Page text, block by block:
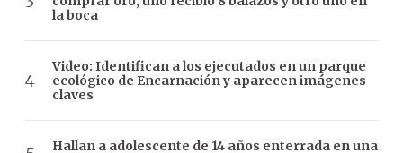
la boca
Video: Identifican a los ejecutados en un parque
ecológico de Encarnación y aparecen imágenes
claves
Hallan a adolescente de 14 años enterrada en una